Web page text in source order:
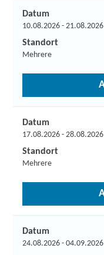
Datum
10.08.2026 - 21.08.2026
Standort
Mehrere
Datum
17.08.2026 - 28.08.2026
Standort
Mehrere
Datum
24.08.2026 - 04.09.2026